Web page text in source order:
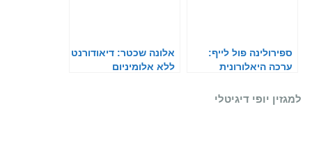
ספירולינה פול לייף:
ערכה היאלורונית
אלונה שכטר: דיאודורנט
ללא אלומיניום
למגזין יופי דיגיטלי